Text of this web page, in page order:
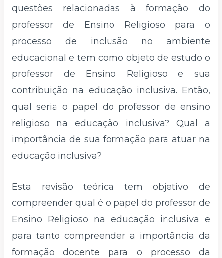
questões relacionadas à formação do
professor de Ensino Religioso para o
processo de inclusão no ambiente
educacional e tem como objeto de estudo o
professor de Ensino Religioso e sua
contribuição na educação inclusiva. Então,
qual seria o papel do professor de ensino
religioso na educação inclusiva? Qual a
importância de sua formação para atuar na
educação inclusiva?
Esta revisão teórica tem objetivo de
compreender qual é o papel do professor de
Ensino Religioso na educação inclusiva e
para tanto compreender a importância da
formação docente para o processo da